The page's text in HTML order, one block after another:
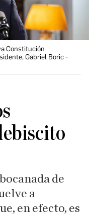
Constitución
Gabriel Boric
de
a
en efecto, es